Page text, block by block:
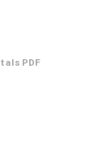
als PDF